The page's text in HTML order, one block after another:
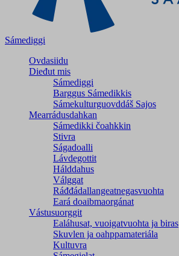
Sámediggi
Ovdasiidu
Dieđut mis
Sámediggi
Barggus Sámedikkis
Sámekulturguovddáš Sajos
Mearrádusdahkan
Sámedikki čoahkkin
Stivra
Ságadoalli
Lávdegottit
Hálddahus
Válggat
Ráđđádallangeatnegas­vuohta
Eará doaibmaorgánat
Vástusuorggit
Ealáhusat, vuoigatvuohta ja biras
Skuvlen ja oahppamateriála
Kultuvra